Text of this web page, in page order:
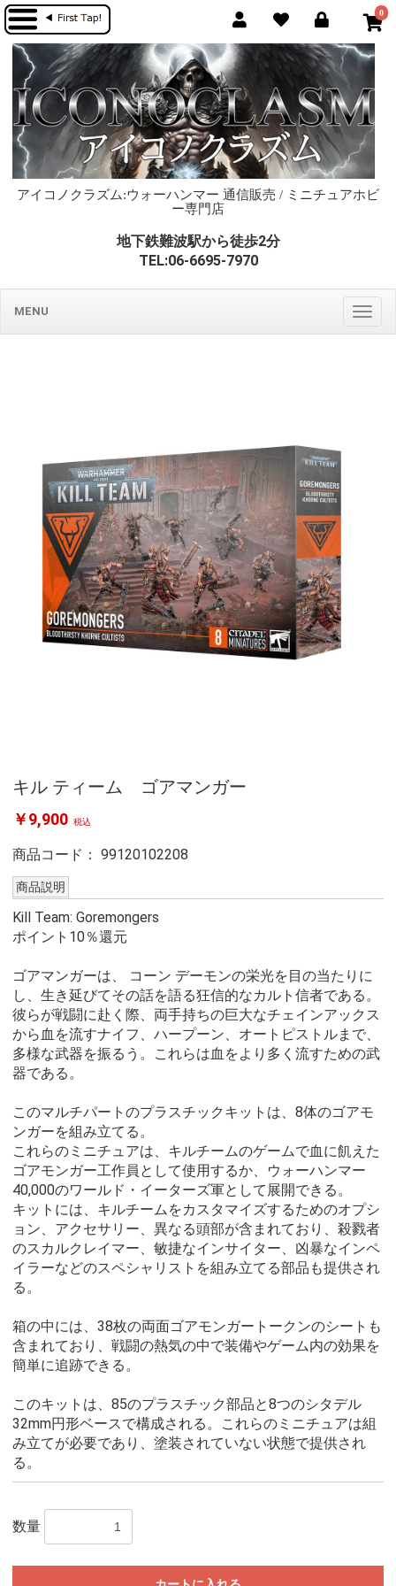
0
アイコノクラズム:ウォーハンマー 通信販売 / ミニチュアホビ
ー専門店
地下鉄難波駅から徒歩2分
TEL:06-6695-7970
MENU
キル ティーム ゴアマンガー
￥9,900 税込
商品コード： 99120102208
商品説明
Kill Team: Goremongers
ポイント10％還元
ゴアマンガーは、 コーン デーモンの栄光を目の当たりに
し、生き延びてその話を語る狂信的なカルト信者である。
彼らが戦闘に赴く際、両手持ちの巨大なチェインアックス
から血を流すナイフ、ハープーン、オートピストルまで、
多様な武器を振るう。これらは血をより多く流すための武
器である。
このマルチパートのプラスチックキットは、8体のゴアモ
ンガーを組み立てる。
これらのミニチュアは、キルチームのゲームで血に飢えた
ゴアモンガー工作員として使用するか、ウォーハンマー
40,000のワールド・イーターズ軍として展開できる。
キットには、キルチームをカスタマイズするためのオプシ
ョン、アクセサリー、異なる頭部が含まれており、殺戮者
のスカルクレイマー、敏捷なインサイター、凶暴なインペ
イラーなどのスペシャリストを組み立てる部品も提供され
る。
箱の中には、38枚の両面ゴアモンガートークンのシートも
含まれており、戦闘の熱気の中で装備やゲーム内の効果を
簡単に追跡できる。
このキットは、85のプラスチック部品と8つのシタデル
32mm円形ベースで構成される。これらのミニチュアは組
み立てが必要であり、塗装されていない状態で提供され
る。
数量